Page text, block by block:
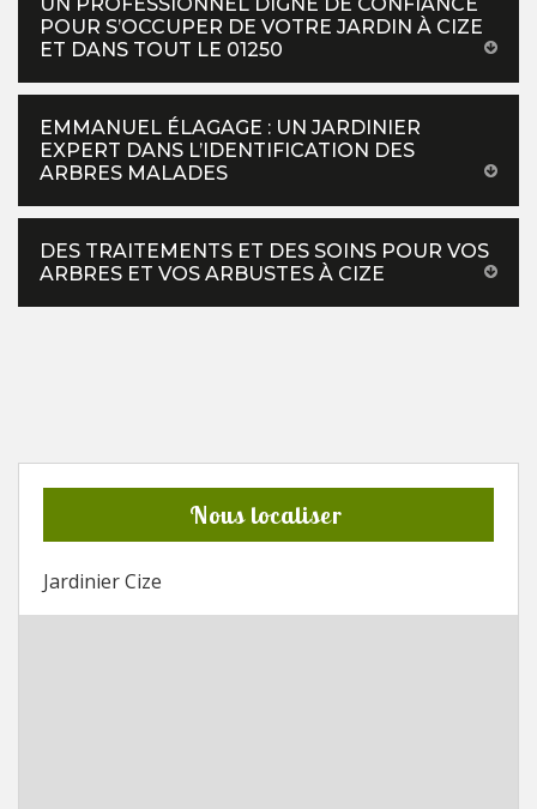
POUR S’OCCUPER DE VOTRE JARDIN À CIZE
ET DANS TOUT LE 01250
EMMANUEL ÉLAGAGE : UN JARDINIER
EXPERT DANS L’IDENTIFICATION DES
ARBRES MALADES
DES TRAITEMENTS ET DES SOINS POUR VOS
ARBRES ET VOS ARBUSTES À CIZE
Nous localiser
Jardinier Cize